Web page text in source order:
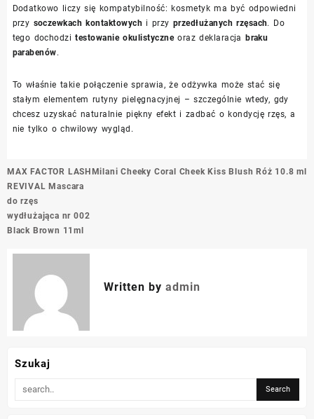
Dodatkowo liczy się kompatybilność: kosmetyk ma być odpowiedni
przy soczewkach kontaktowych i przy przedłużanych rzęsach. Do
tego dochodzitestowanie okulistyczneoraz deklaracjabraku
parabenów.
To właśnie takie połączenie sprawia, że odżywka może stać się
stałym elementem rutyny pielęgnacyjnej – szczególnie wtedy, gdy
chcesz uzyskać naturalnie piękny efekt i zadbać o kondycję rzęs, a
nie tylko o chwilowy wygląd.
Nawigacja
wpisu
MAX FACTOR LASH
REVIVAL Mascara
do rzęs
wydłużająca nr 002
Black Brown 11ml
Milani Cheeky Coral Cheek Kiss Blush Róż 10.8 ml
Written by admin
Szukaj